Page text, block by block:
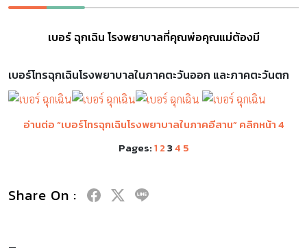
เบอร์ ฉุกเฉิน โรงพยาบาลที่คุณพ่อคุณแม่ต้องมี
เบอร์โทรฉุกเฉินโรงพยาบาลในภาคตะวันออก และภาคตะวันตก
อ่านต่อ “เบอร์โทรฉุกเฉินโรงพยาบาลในภาคอีสาน” คลิกหน้า 4
Pages:1 234 5
Share On :